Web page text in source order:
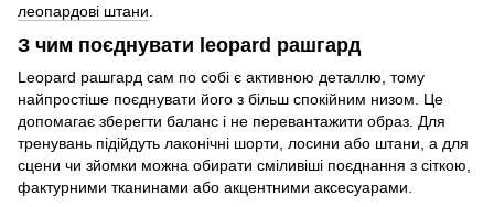
леопардові штани
З чим поєднувати leopard рашгард
Leopard рашгард сам по собі є активною деталлю, тому
найпростіше поєднувати його з більш спокійним низом. Це
допомагає зберегти баланс і не перевантажити образ. Для
тренувань підійдуть лаконічні шорти, лосини або штани, а для
сцени чи зйомки можна обирати сміливіші поєднання з сіткою,
фактурними тканинами або акцентними аксесуарами.